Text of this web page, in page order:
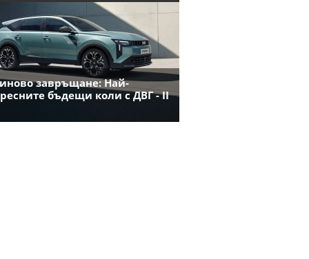
завръщане: Най-
бъдещи коли с ДВГ - II